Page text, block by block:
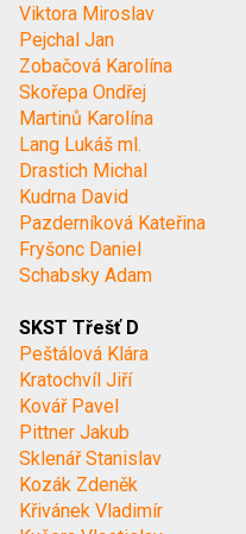
Viktora Miroslav
Pejchal Jan
Zobačová Karolína
Skořepa Ondřej
Martinů Karolína
Lang Lukáš ml.
Drastich Michal
Kudrna David
Pazderníková Kateřina
Fryšonc Daniel
Schabsky Adam
SKST Třešť D
Peštálová Klára
Kratochvíl Jiří
Kovář Pavel
Pittner Jakub
Sklenář Stanislav
Kozák Zdeněk
Křivánek Vladimír